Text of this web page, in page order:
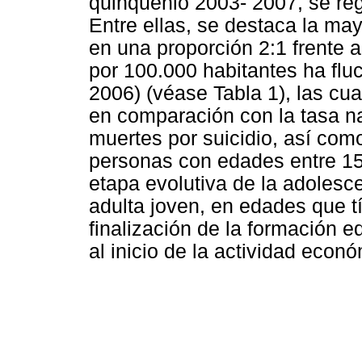
Entre ellas, se destaca la
en una proporción 2:1 frente
por 100.000 habitantes ha
2006) (véase Tabla 1), las
en comparación con la tasa
muertes por suicidio, así
personas con edades entre
etapa evolutiva de la
adulta joven, en edades que
finalización de la formación
al inicio de la actividad